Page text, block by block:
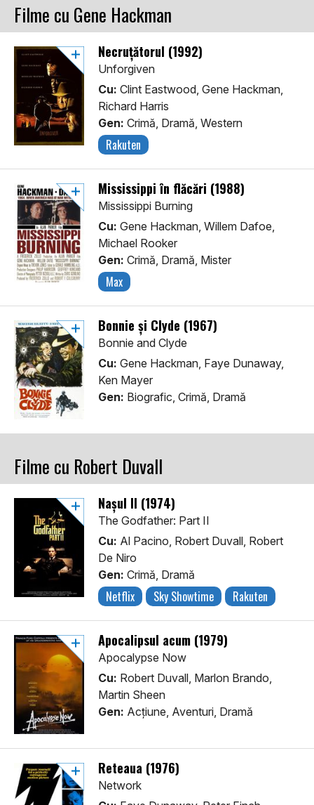
Filme cu Gene Hackman
Necruțătorul (1992)
Unforgiven
Cu: Clint Eastwood, Gene Hackman,
Richard Harris
Gen: Crimă, Dramă, Western
Rakuten
Mississippi în flăcări (1988)
Mississippi Burning
Cu: Gene Hackman, Willem Dafoe,
Michael Rooker
Gen: Crimă, Dramă, Mister
Max
Bonnie și Clyde (1967)
Bonnie and Clyde
Cu: Gene Hackman, Faye Dunaway,
Ken Mayer
Gen: Biografic, Crimă, Dramă
Filme cu Robert Duvall
Nașul II (1974)
The Godfather: Part II
Cu: Al Pacino, Robert Duvall, Robert
De Niro
Gen: Crimă, Dramă
Netflix Sky Showtime Rakuten
Apocalipsul acum (1979)
Apocalypse Now
Cu: Robert Duvall, Marlon Brando,
Martin Sheen
Gen: Acţiune, Aventuri, Dramă
Reteaua (1976)
Network